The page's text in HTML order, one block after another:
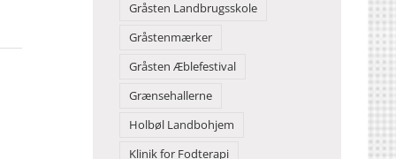
Gråsten Landbrugsskole
Gråstenmærker
Gråsten Æblefestival
Grænsehallerne
Holbøl Landbohjem
Klinik for Fodterapi